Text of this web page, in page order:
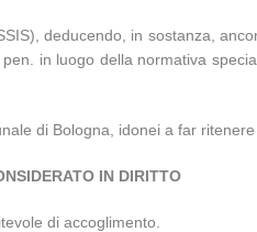
deducendo, in sostanza,
in luogo della normativa
di Bologna, idonei a far
IN DIRITTO
di accoglimento.